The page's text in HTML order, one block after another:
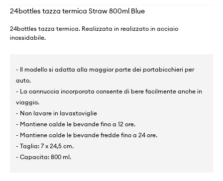
24bottles tazza termica Straw 800ml Blue
24bottles tazza termica. Realizzata in realizzato in acciaio
inossidabile.
- Il modello si adatta alla maggior parte dei portabicchieri per
auto.
- La cannuccia incorporata consente di bere facilmente anche in
viaggio.
- Non lavare in lavastoviglie
- Mantiene calde le bevande fino a 12 ore.
- Mantiene calde le bevande fredde fino a 24 ore.
- Taglia: 7 x 24,5 cm.
- Capacita: 800 ml.